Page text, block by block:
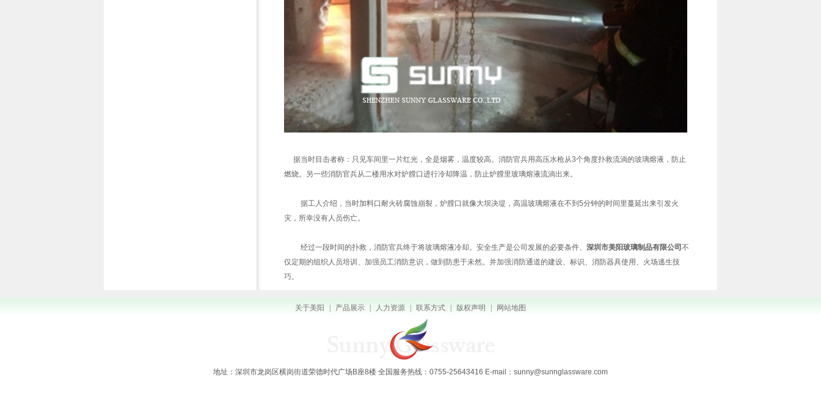
据当时目击者称：只见车间里一片红光，全是烟雾，温度较高。消防官兵用高压水枪从3个角度扑救流淌的玻璃熔液，防止
燃烧。另一些消防官兵从二楼用水对炉膛口进行冷却降温，防止炉膛里玻璃熔液流淌出来。
据工人介绍，当时加料口耐火砖腐蚀崩裂，炉膛口就像大坝决堤，高温玻璃熔液在不到5分钟的时间里蔓延出来引发火
灾，所幸没有人员伤亡。
经过一段时间的扑救，消防官兵终于将玻璃熔液冷却。安全生产是公司发展的必要条件、 深圳市美阳玻璃制品有限公司 不
仅定期的组织人员培训、加强员工消防意识，做到防患于未然。并加强消防通道的建设、标识、消防器具使用、火场逃生技
巧。
关于美阳 产品展示 人力资源 联系方式 版权声明 网站地图
地址：深圳市龙岗区横岗街道荣德时代广场B座8楼 全国服务热线：0755-25643416 E-mail：sunny@sunnglassware.com